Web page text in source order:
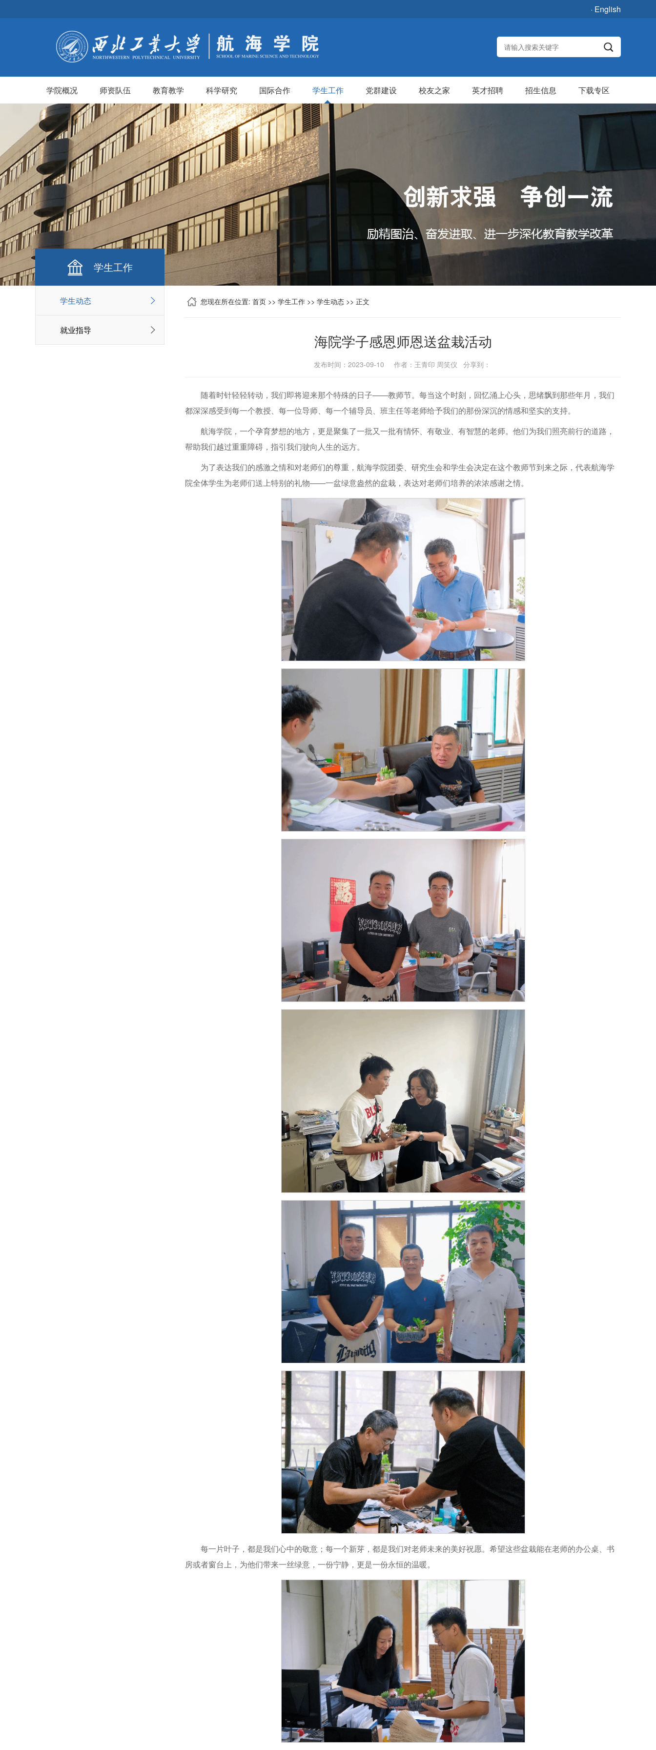
· English
学院概况 师资队伍 教育教学 科学研究 国际合作 学生工作 党群建设 校友之家 英才招聘 招生信息 下载专区
学生工作
学生动态
就业指导
您现在所在位置: 首页 >> 学生工作 >> 学生动态 >> 正文
海院学子感恩师恩送盆栽活动
发布时间：2023-09-10 作者：王青印 周笑仪 分享到：
随着时针轻轻转动，我们即将迎来那个特殊的日子——教师节。每当这个时刻，回忆涌上心头，思绪飘到那些年月，我们
都深深感受到每一个教授、每一位导师、每一个辅导员、班主任等老师给予我们的那份深沉的情感和坚实的支持。
航海学院，一个孕育梦想的地方，更是聚集了一批又一批有情怀、有敬业、有智慧的老师。他们为我们照亮前行的道路，
帮助我们越过重重障碍，指引我们驶向人生的远方。
为了表达我们的感激之情和对老师们的尊重，航海学院团委、研究生会和学生会决定在这个教师节到来之际，代表航海学
院全体学生为老师们送上特别的礼物——一盆绿意盎然的盆栽，表达对老师们培养的浓浓感谢之情。
每一片叶子，都是我们心中的敬意；每一个新芽，都是我们对老师未来的美好祝愿。希望这些盆栽能在老师的办公桌、书
房或者窗台上，为他们带来一丝绿意，一份宁静，更是一份永恒的温暖。